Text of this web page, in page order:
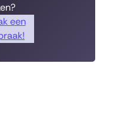
een